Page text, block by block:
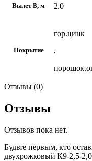
Вылет В, м 2.0
Покрытие
гор.цинк
,
Отзывы (0)
Отзывы
Отзывов пока нет.
Будьте первым, кто
двухрожковый К9-2,5-